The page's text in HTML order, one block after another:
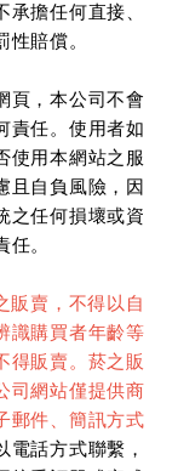
擔任何直接、
賠償。
頁，本公司不會
責任。使用者如
使用本網站之服
且自負風險，因
之任何損壞或資
。
販賣，不得以自
識購買者年齡等
得販賣。菸之販
司網站僅提供商
郵件、簡訊方式
電話方式聯繫，